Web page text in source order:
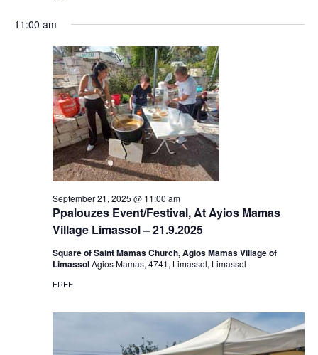
11:00 am
Ppalouzes Event/Festival, At Ayios Mamas
Village Limassol – 21.9.2025
September 21, 2025 @ 11:00 am
Square of Saint Mamas Church, Agios Mamas Village of
LimassolAgios Mamas, 4741, Limassol, Limassol
FREE